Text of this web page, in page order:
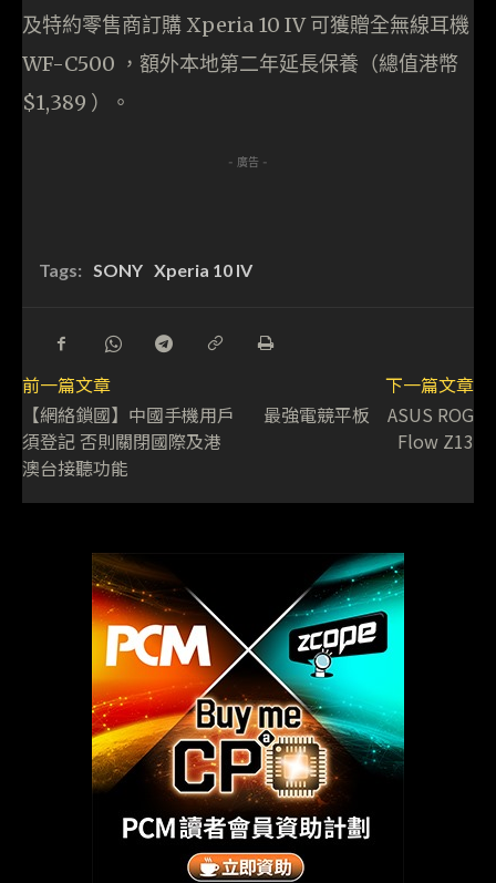
及特約零售商訂購 Xperia 10 IV 可獲贈全無線耳機
WF-C500 ，額外本地第二年延長保養（總值港幣
$1,389 ）。
- 廣告 -
Tags: SONY Xperia 10 IV
前一篇文章
【網絡鎖國】中國手機用戶
須登記 否則關閉國際及港
澳台接聽功能
下一篇文章
最強電競平板 ASUS ROG
Flow Z13